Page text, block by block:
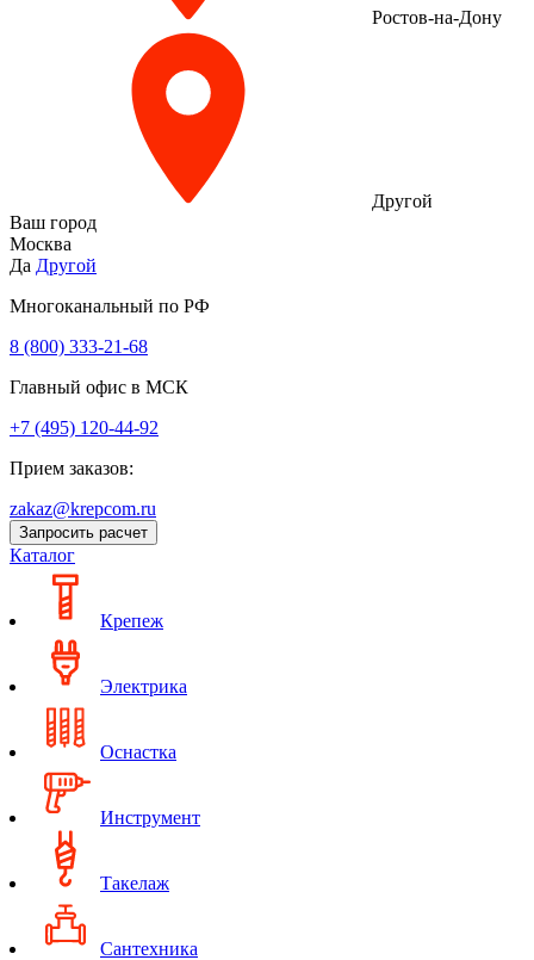
Ростов-на-Дону
Другой
Ваш город
Москва
Да Другой
Многоканальный по РФ
8 (800) 333‑21-68
Главный офис в МСК
+7 (495) 120-44-92
Прием заказов:
zakaz@krepcom.ru
Запросить расчет
Каталог
Крепеж
Электрика
Оснастка
Инструмент
Такелаж
Сантехника